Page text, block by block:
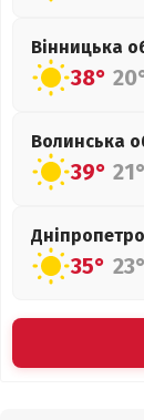
Вінницька
38°
Волинська
39° 21°
35° 23°